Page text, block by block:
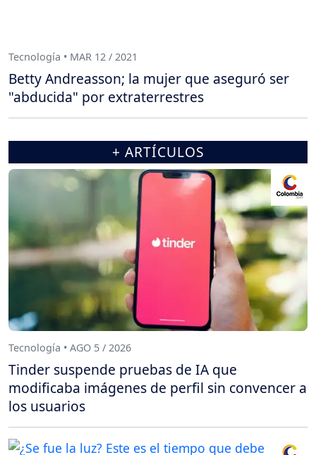
Tecnología • MAR 12 / 2021
Betty Andreasson; la mujer que aseguró ser
"abducida" por extraterrestres
+ ARTÍCULOS
Tecnología • AGO 5 / 2026
Tinder suspende pruebas de IA que
modificaba imágenes de perfil sin convencer a
los usuarios